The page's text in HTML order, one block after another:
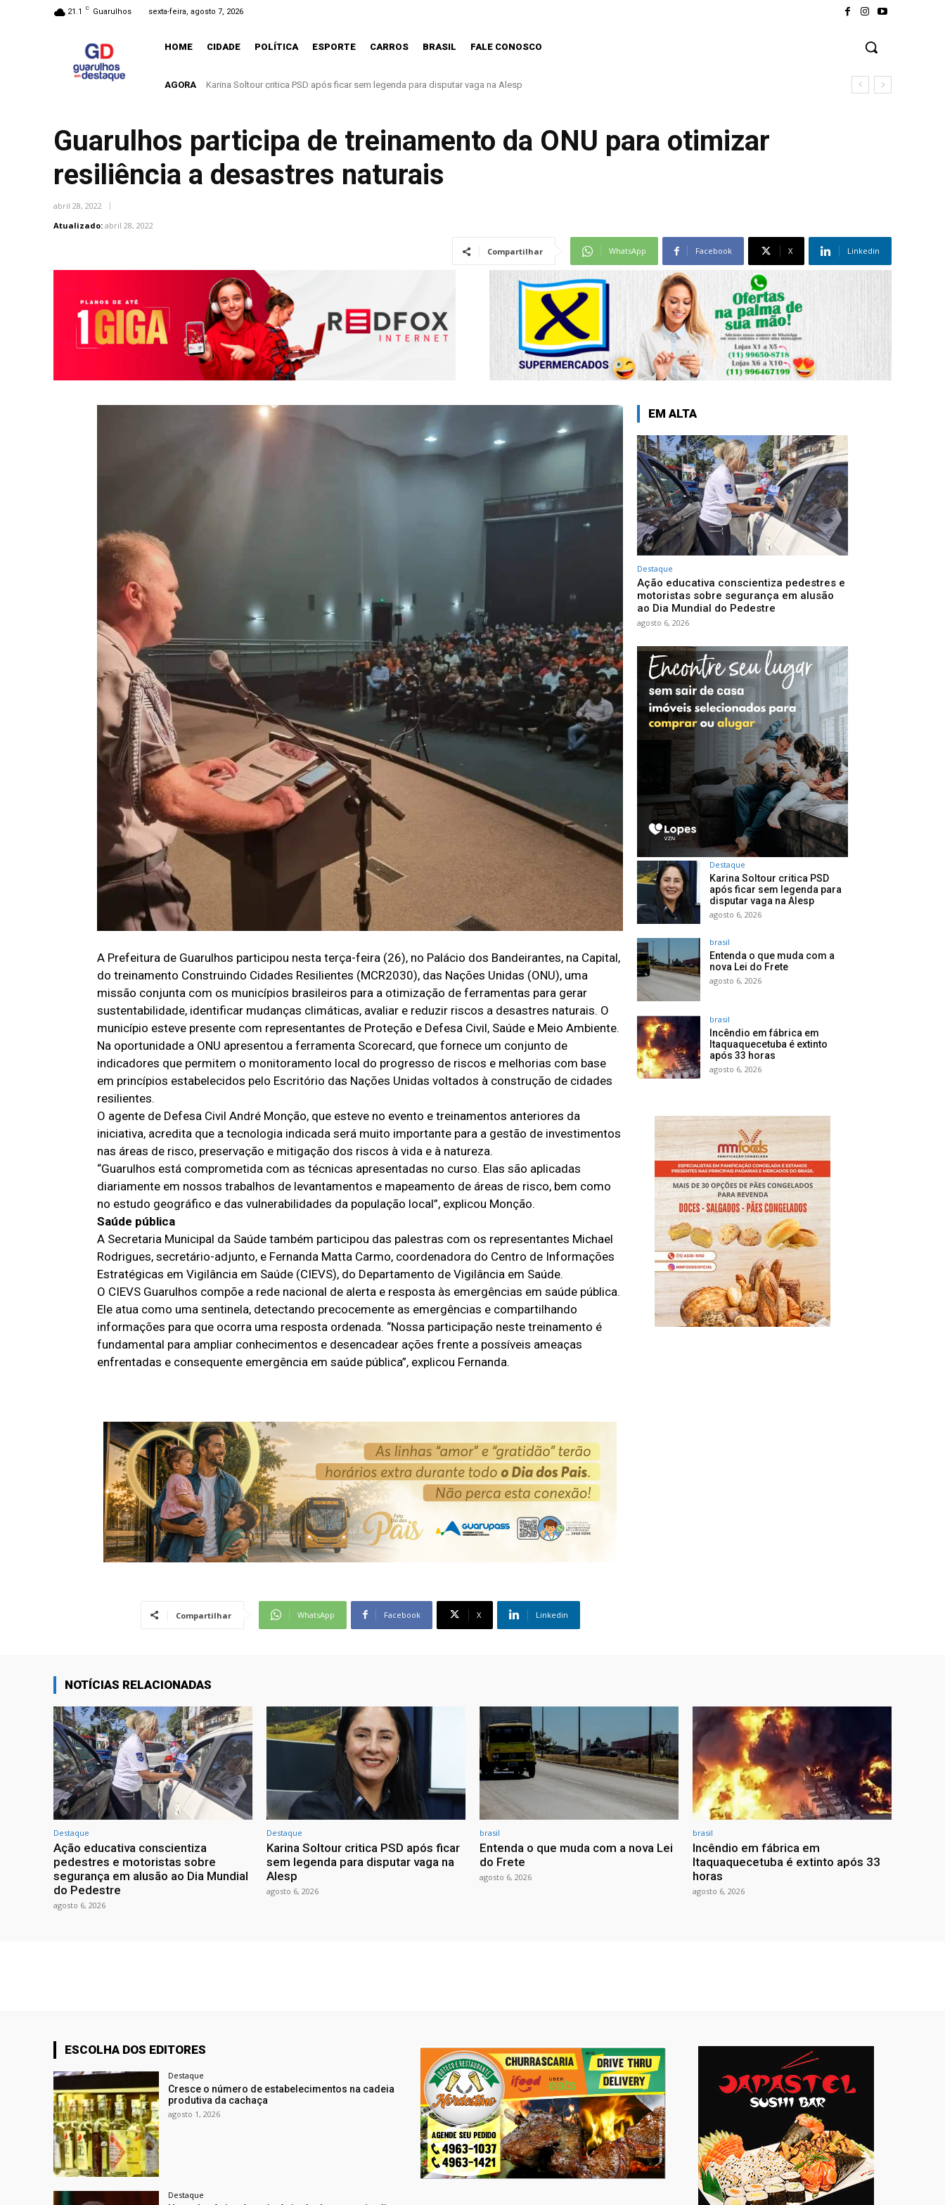
21.1 C Guarulhos sexta-feira, agosto 7, 2026
HOME CIDADE POLÍTICA ESPORTE CARROS BRASIL FALE CONOSCO
AGORA Entenda o que muda com a nova Lei do Frete
Guarulhos participa de treinamento da ONU para otimizar
resiliência a desastres naturais
abril 28, 2022
Atualizado: abril 28, 2022
Compartilhar WhatsApp Facebook X Linkedin
A Prefeitura de Guarulhos participou nesta terça-feira (26), no Palácio dos Bandeirantes, na Capital,
do treinamento Construindo Cidades Resilientes (MCR2030), das Nações Unidas (ONU), uma
missão conjunta com os municípios brasileiros para a otimização de ferramentas para gerar
sustentabilidade, identificar mudanças climáticas, avaliar e reduzir riscos a desastres naturais. O
município esteve presente com representantes de Proteção e Defesa Civil, Saúde e Meio Ambiente.
Na oportunidade a ONU apresentou a ferramenta Scorecard, que fornece um conjunto de
indicadores que permitem o monitoramento local do progresso de riscos e melhorias com base
em princípios estabelecidos pelo Escritório das Nações Unidas voltados à construção de cidades
resilientes.
O agente de Defesa Civil André Monção, que esteve no evento e treinamentos anteriores da
iniciativa, acredita que a tecnologia indicada será muito importante para a gestão de investimentos
nas áreas de risco, preservação e mitigação dos riscos à vida e à natureza.
“Guarulhos está comprometida com as técnicas apresentadas no curso. Elas são aplicadas
diariamente em nossos trabalhos de levantamentos e mapeamento de áreas de risco, bem como
no estudo geográfico e das vulnerabilidades da população local”, explicou Monção.
Saúde pública
A Secretaria Municipal da Saúde também participou das palestras com os representantes Michael
Rodrigues, secretário-adjunto, e Fernanda Matta Carmo, coordenadora do Centro de Informações
Estratégicas em Vigilância em Saúde (CIEVS), do Departamento de Vigilância em Saúde.
O CIEVS Guarulhos compõe a rede nacional de alerta e resposta às emergências em saúde pública.
Ele atua como uma sentinela, detectando precocemente as emergências e compartilhando
informações para que ocorra uma resposta ordenada. “Nossa participação neste treinamento é
fundamental para ampliar conhecimentos e desencadear ações frente a possíveis ameaças
enfrentadas e consequente emergência em saúde pública”, explicou Fernanda.
Compartilhar WhatsApp Facebook X Linkedin
EM ALTA
Destaque
Ação educativa conscientiza pedestres e
motoristas sobre segurança em alusão
ao Dia Mundial do Pedestre
agosto 6, 2026
Destaque
Karina Soltour critica PSD
após ficar sem legenda para
disputar vaga na Alesp
agosto 6, 2026
brasil
Entenda o que muda com a
nova Lei do Frete
agosto 6, 2026
brasil
Incêndio em fábrica em
Itaquaquecetuba é extinto
após 33 horas
agosto 6, 2026
NOTÍCIAS RELACIONADAS
Destaque
Ação educativa conscientiza
pedestres e motoristas sobre
segurança em alusão ao Dia Mundial
do Pedestre
agosto 6, 2026
Destaque
Karina Soltour critica PSD após ficar
sem legenda para disputar vaga na
Alesp
agosto 6, 2026
brasil
Entenda o que muda com a nova Lei
do Frete
agosto 6, 2026
brasil
Incêndio em fábrica em
Itaquaquecetuba é extinto após 33
horas
agosto 6, 2026
ESCOLHA DOS EDITORES
Destaque
Cresce o número de estabelecimentos na cadeia
produtiva da cachaça
agosto 1, 2026
Destaque